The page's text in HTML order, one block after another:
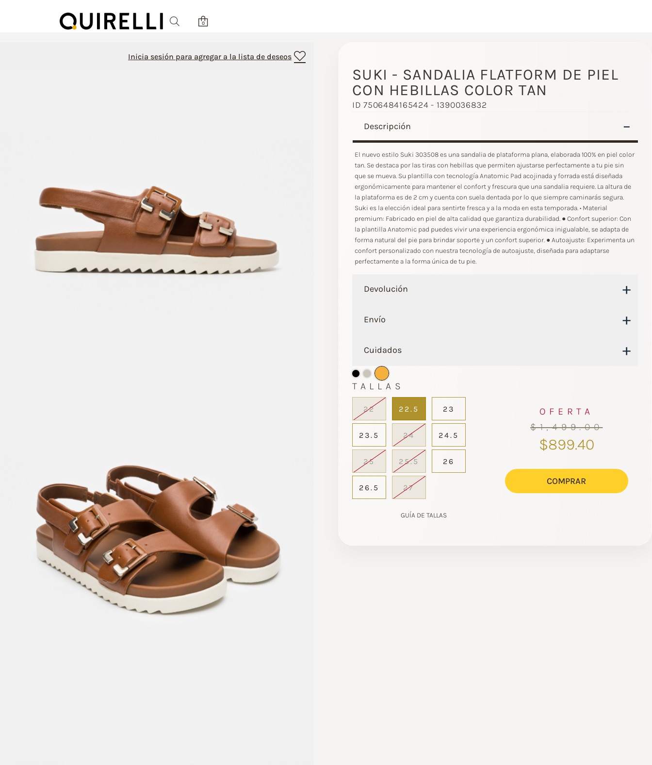
0
Inicia sesión para agregar a la lista de deseos
SUKI - SANDALIA FLATFORM DE PIEL
CON HEBILLAS COLOR TAN
ID 7506484165424 - 1390036832
Descripción
–
El nuevo estilo Suki 303508 es una sandalia de plataforma plana, elaborada 100% en piel color
tan. Se destaca por las tiras con hebillas que permiten ajustarse perfectamente a tu pie sin
que se mueva. Su plantilla con tecnología Anatomic Pad acojinada y forrada está diseñada
ergonómicamente para mantener el confort y frescura que una sandalia requiere. La altura de
la plataforma es de 2 cm y cuenta con suela dentada por lo que siempre caminarás segura.
Suki es la elección ideal para sentirte fresca y a la moda en esta temporada. • Material
premium: Fabricado en piel de alta calidad que garantiza durabilidad. ● Confort superior: Con
la plantilla Anatomic pad puedes vivir una experiencia ergonómica inigualable, se adapta de
forma natural del pie para brindar soporte y un confort superior. ● Autoajuste: Experimenta un
confort personalizado con nuestra tecnología de autoajuste, diseñada para adaptarse
perfectamente a la forma única de tu pie.
Devolución +
Envío +
Cuidados +
TALLAS
22 22.5 23
23.5 24 24.5
25 25.5 26
26.5 27
GUÍA DE TALLAS
OFERTA
$1,499.00
$899.40
COMPRAR